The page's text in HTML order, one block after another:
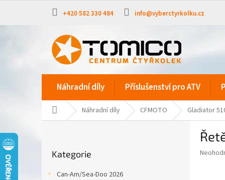
obsah
+420 582 330 484 info@vyberctyrkolku.cz
Náhradní díly Příslušenství pro ATV
Domů Náhradní díly CFMOTO Gladiator
kategorie
Kategorie
Can-Am/Sea-Doo 2026